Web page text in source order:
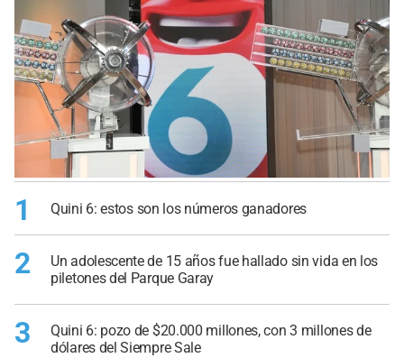
1 Quini 6: estos son los números ganadores
2
Un adolescente de 15 años fue hallado sin vida en los
piletones del Parque Garay
3
Quini 6: pozo de $20.000 millones, con 3 millones de
dólares del Siempre Sale